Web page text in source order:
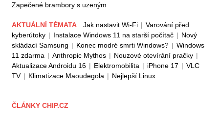
Zapečené brambory s uzeným
AKTUÁLNÍ TÉMATA Jak nastavit Wi-Fi | Varování před
kyberútoky | Instalace Windows 11 na starší počítač | Nový
skládací Samsung | Konec modré smrti Windows? | Windows
11 zdarma | Anthropic Mythos | Nouzové otevírání pračky |
Aktualizace Androidu 16 | Elektromobilita | iPhone 17 | VLC
TV | Klimatizace Maoudegola | Nejlepší Linux
ČLÁNKY CHIP.CZ